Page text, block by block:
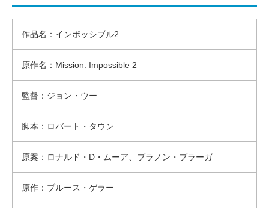
作品名：インポッシブル2
原作名：Mission: Impossible 2
監督：ジョン・ウー
脚本：ロバート・タウン
原案：ロナルド・D・ムーア、ブラノン・ブラーガ
原作：ブルース・ゲラー